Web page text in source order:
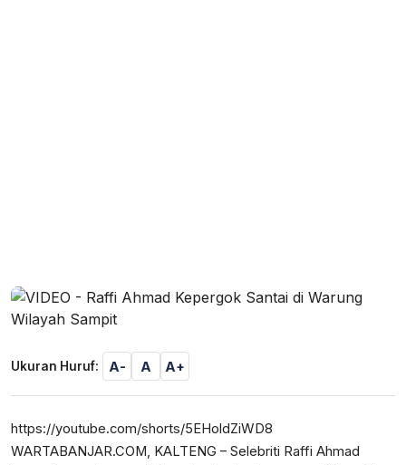
Ukuran Huruf: A- A A+
https://youtube.com/shorts/5EHoldZiWD8
WARTABANJAR.COM, KALTENG – Selebriti Raffi Ahmad